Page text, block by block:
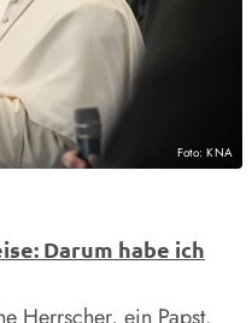
Foto: KNA
Darum habe ich